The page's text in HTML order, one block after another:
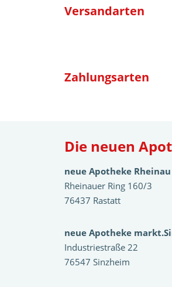
Versandarten
Zahlungsarten
Die neuen
neue Apotheke Rheinau
Rheinauer Ring 160/3
76437 Rastatt
neue Apotheke
Industriestraße 22
76547 Sinzheim